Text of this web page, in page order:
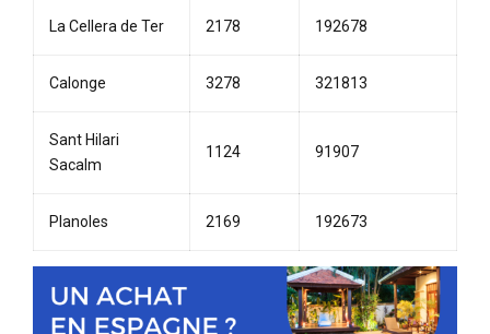
La Cellera de Ter 2178 192678
Calonge 3278 321813
Sant Hilari
Sacalm
1124 91907
Planoles 2169 192673